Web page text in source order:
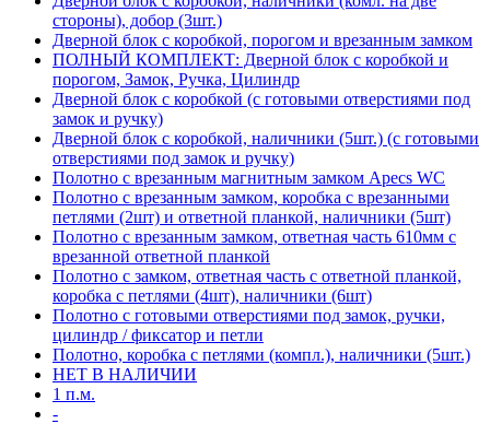
стороны), добор (3шт.)
Дверной блок с коробкой, порогом и врезанным замком
ПОЛНЫЙ КОМПЛЕКТ: Дверной блок с коробкой и
порогом, Замок, Ручка, Цилиндр
Дверной блок с коробкой (с готовыми отверстиями под
замок и ручку)
Дверной блок с коробкой, наличники (5шт.) (с готовыми
отверстиями под замок и ручку)
Полотно с врезанным магнитным замком Apecs WC
Полотно с врезанным замком, коробка с врезанными
петлями (2шт) и ответной планкой, наличники (5шт)
Полотно с врезанным замком, ответная часть 610мм с
врезанной ответной планкой
Полотно с замком, ответная часть с ответной планкой,
коробка с петлями (4шт), наличники (6шт)
Полотно с готовыми отверстиями под замок, ручки,
цилиндр / фиксатор и петли
Полотно, коробка с петлями (компл.), наличники (5шт.)
НЕТ В НАЛИЧИИ
1 п.м.
-